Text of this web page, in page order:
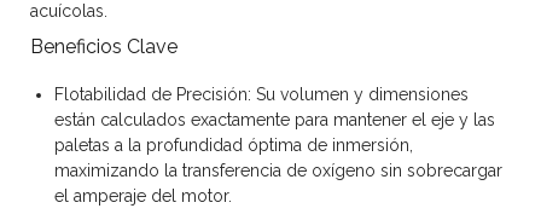
acuícolas.
Beneficios Clave
Flotabilidad de Precisión: Su volumen y dimensiones
están calculados exactamente para mantener el eje y las
paletas a la profundidad óptima de inmersión,
maximizando la transferencia de oxígeno sin sobrecargar
el amperaje del motor.